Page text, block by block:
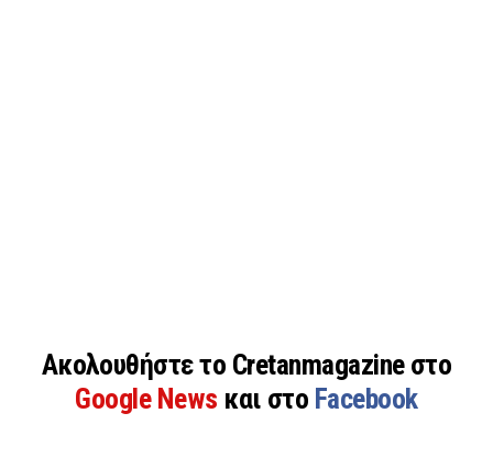
Ακολουθήστε το Cretanmagazine στο
Google News και στο Facebook